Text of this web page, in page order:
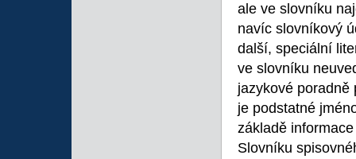
ale ve slovníku
navíc slovníkový
další, speciální
ve slovníku
jazykové poradně
je podstatné
základě
Slovníku